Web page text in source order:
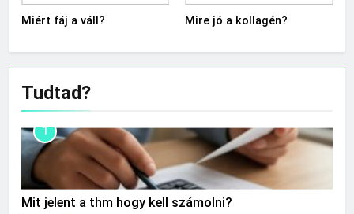
Miért fáj a váll? Mire jó a kollagén?
Tudtad?
1
Mit jelent a thm hogy kell számolni?